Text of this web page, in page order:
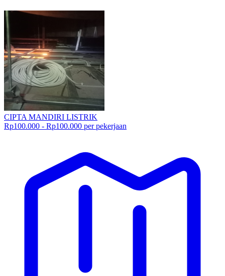
CIPTA MANDIRI LISTRIK
Rp100.000 - Rp100.000 per pekerjaan